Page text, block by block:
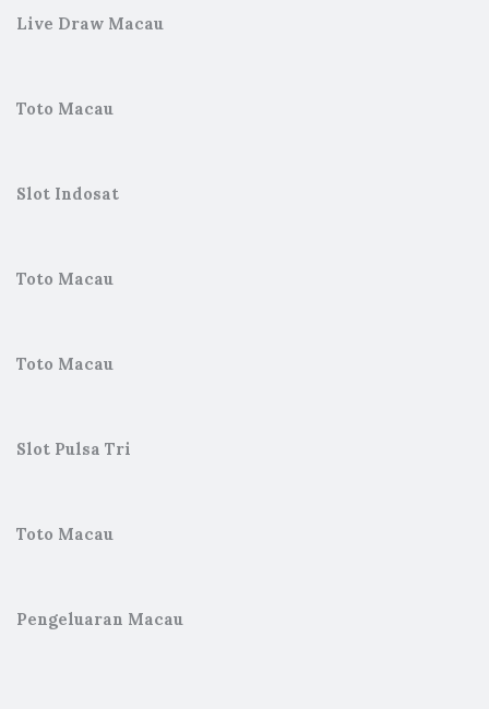
Live Draw Macau
Toto Macau
Slot Indosat
Toto Macau
Toto Macau
Slot Pulsa Tri
Toto Macau
Pengeluaran Macau